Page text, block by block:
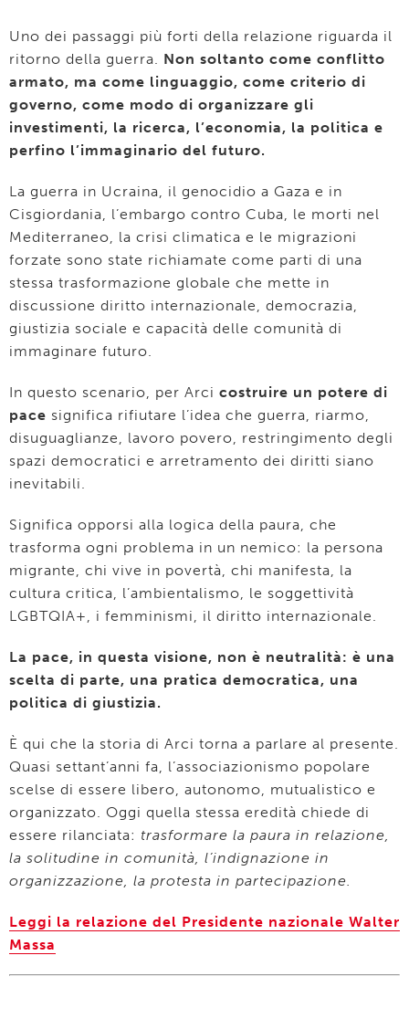
Uno dei passaggi più forti della relazione riguarda il
ritorno della guerra. Non soltanto come conflitto
armato, ma come linguaggio, come criterio di
governo, come modo di organizzare gli
investimenti, la ricerca, l’economia, la politica e
perfino l’immaginario del futuro.
La guerra in Ucraina, il genocidio a Gaza e in
Cisgiordania, l’embargo contro Cuba, le morti nel
Mediterraneo, la crisi climatica e le migrazioni
forzate sono state richiamate come parti di una
stessa trasformazione globale che mette in
discussione diritto internazionale, democrazia,
giustizia sociale e capacità delle comunità di
immaginare futuro.
In questo scenario, per Arci costruire un potere di
pace significa rifiutare l’idea che guerra, riarmo,
disuguaglianze, lavoro povero, restringimento degli
spazi democratici e arretramento dei diritti siano
inevitabili.
Significa opporsi alla logica della paura, che
trasforma ogni problema in un nemico: la persona
migrante, chi vive in povertà, chi manifesta, la
cultura critica, l’ambientalismo, le soggettività
LGBTQIA+, i femminismi, il diritto internazionale.
La pace, in questa visione, non è neutralità: è una
scelta di parte, una pratica democratica, una
politica di giustizia.
È qui che la storia di Arci torna a parlare al presente.
Quasi settant’anni fa, l’associazionismo popolare
scelse di essere libero, autonomo, mutualistico e
organizzato. Oggi quella stessa eredità chiede di
essere rilanciata: trasformare la paura in relazione,
la solitudine in comunità, l’indignazione in
organizzazione, la protesta in partecipazione.
Leggi la relazione del Presidente nazionale Walter
Massa